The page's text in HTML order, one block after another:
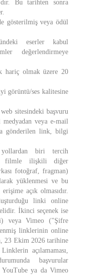
Bu tarihten sonra
gösterilmiş veya ödül
eserler kabul
değerlendirmeye
hariç olmak üzere 20
görüntü/ses kalitesine
web sitesindeki başvuru
medyadan veya e-mail
gönderilen link, bilgi
yollardan biri tercih
filmle ilişkili diğer
fotoğraf, fragman)
yüklenmesi ve bu
açık olmasıdır.
linki online
İkinci seçenek ise
veya Vimeo ("Şifre
linklerinin online
23 Ekim 2026 tarihine
açılamaması,
başvurular
YouTube ya da Vimeo